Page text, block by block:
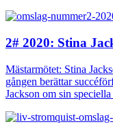
2# 2020: Stina
Mästarmötet: Stina
gången berättar
Jackson om sin